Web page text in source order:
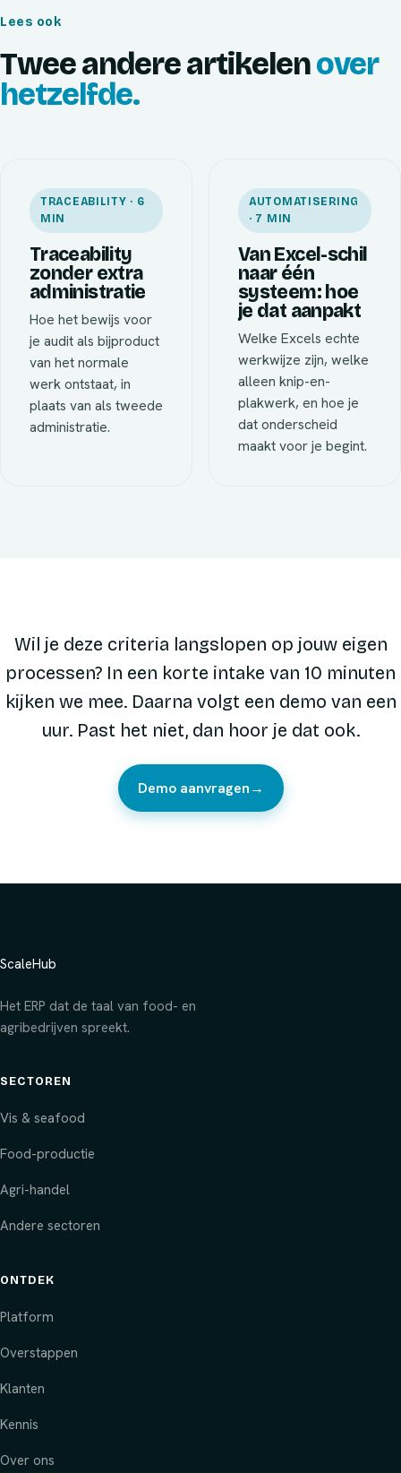
Lees ook
Twee andere artikelenover
hetzelfde.
TRACEABILITY · 6
MIN
Traceability
zonder extra
administratie
Hoe het bewijs voor
je audit als bijproduct
van het normale
werk ontstaat, in
plaats van als tweede
administratie.
AUTOMATISERING
· 7 MIN
Van Excel-schil
naar één
systeem: hoe
je dat aanpakt
Welke Excels echte
werkwijze zijn, welke
alleen knip-en-
plakwerk, en hoe je
dat onderscheid
maakt voor je begint.
Wil je deze criteria langslopen op jouw eigen
processen? In een korte intake van 10 minuten
kijken we mee. Daarna volgt een demo van een
uur. Past het niet, dan hoor je dat ook.
Demo aanvragen→
ScaleHub
Het ERP dat de taal van food- en
agribedrijven spreekt.
SECTOREN
Vis & seafood
Food-productie
Agri-handel
Andere sectoren
ONTDEK
Platform
Overstappen
Klanten
Kennis
Over ons